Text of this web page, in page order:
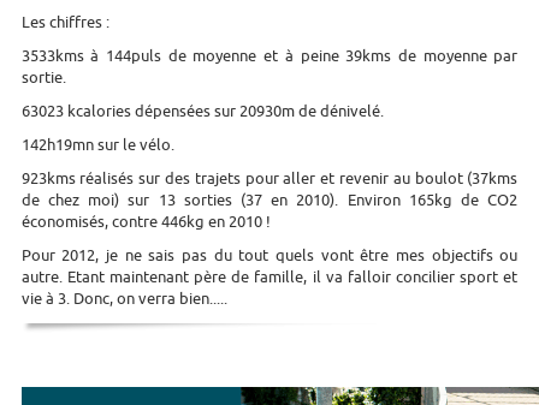
Les chiffres :
3533kms à 144puls de moyenne et à peine 39kms de moyenne par
sortie.
63023 kcalories dépensées sur 20930m de dénivelé.
142h19mn sur le vélo.
923kms réalisés sur des trajets pour aller et revenir au boulot (37kms
de chez moi) sur 13 sorties (37 en 2010). Environ 165kg de CO2
économisés, contre 446kg en 2010 !
Pour 2012, je ne sais pas du tout quels vont être mes objectifs ou
autre. Etant maintenant père de famille, il va falloir concilier sport et
vie à 3. Donc, on verra bien.....